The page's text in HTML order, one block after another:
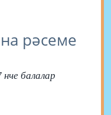
рәсеме
балалар